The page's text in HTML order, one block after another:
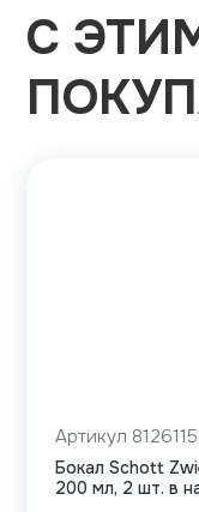
С
Артикул
Бокал Schott
200 мл, 2 шт. в